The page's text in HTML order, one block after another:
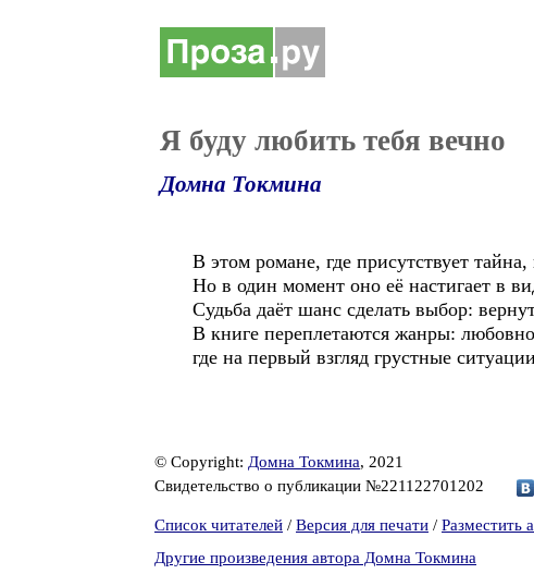
Я буду любить тебя вечно
Домна Токмина
В этом романе, где присутствует
Но в один момент оно её настигает в
Судьба даёт шанс сделать выбор:
В книге переплетаются жанры:
где на первый взгляд грустные
© Copyright: Домна Токмина, 2021
Свидетельство о публикации №221122701202
Список читателей / Версия для печати / Разместить
Другие произведения автора Домна Токмина